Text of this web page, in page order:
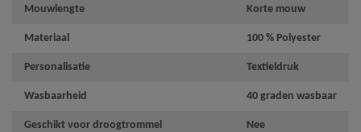
Mouwlengte Korte mouw
Materiaal 100 % Polyester
Personalisatie Textieldruk
Wasbaarheid 40 graden wasbaar
Geschikt voor droogtrommel Nee